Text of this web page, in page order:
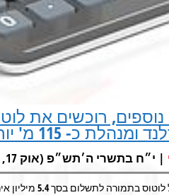
רוכשים את
115 מ' יורו תיק אשראי
| י״ח בתשרי ה׳תש״פ (אוק 17, 2019) |